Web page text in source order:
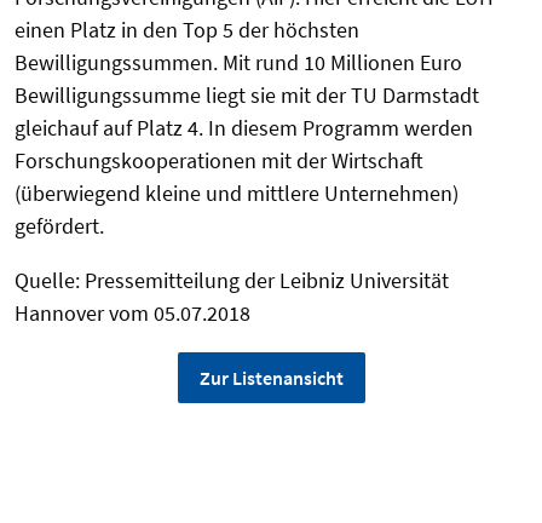
einen Platz in den Top 5 der höchsten
Bewilligungssummen. Mit rund 10 Millionen Euro
Bewilligungssumme liegt sie mit der TU Darmstadt
gleichauf auf Platz 4. In diesem Programm werden
Forschungskooperationen mit der Wirtschaft
(überwiegend kleine und mittlere Unternehmen)
gefördert.
Quelle: Pressemitteilung der Leibniz Universität
Hannover vom 05.07.2018
Zur Listenansicht